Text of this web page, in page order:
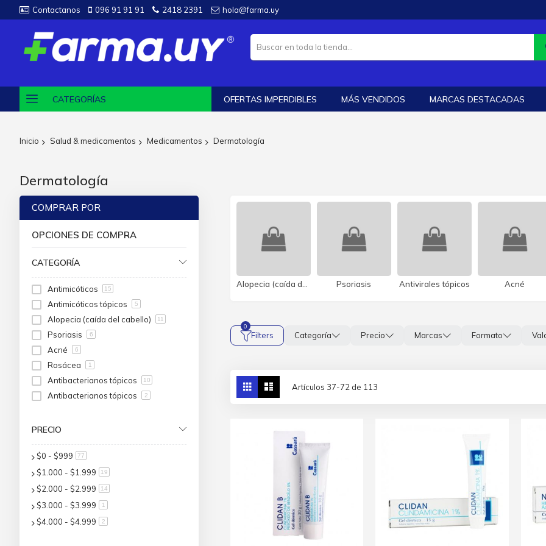
Contactanos 096 91 91 91 2418 2391 hola@farma.uy
CATEGORÍAS OFERTAS IMPERDIBLES MÁS VENDIDOS MARCAS DESTACADAS
Inicio Salud & medicamentos Medicamentos Dermatología
Dermatología
Psoriasis Antivirales tópicos Acné
Filters Categoría Precio Marcas Formato
Ver
como
Parrilla Artículos 37-72 de 113
COMPRAR POR
OPCIONES DE COMPRA
CATEGORÍA
Antimicóticos 15
Antimicóticos tópicos 5
Alopecia (caída del cabello) 11
Psoriasis 6
Acné 6
Rosácea 1
Antibacterianos tópicos 10
Antibacterianos tópicos 2
PRECIO
$0 - $999 77
$1.000 - $1.999 19
$2.000 - $2.999 14
$3.000 - $3.999 1
$4.000 - $4.999 2artículo